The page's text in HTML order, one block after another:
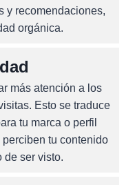
y recomendaciones,
orgánica.
más atención a los
Esto se traduce
tu marca o perfil
tu contenido
de ser visto.